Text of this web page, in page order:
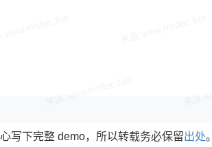
写下完整 demo，所以转载务必保留出处